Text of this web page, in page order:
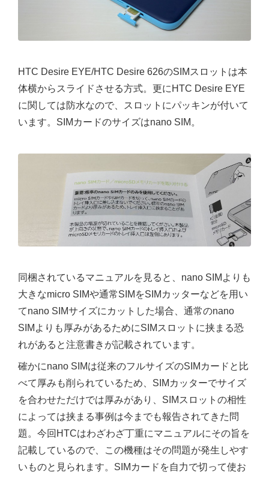
HTC Desire EYE/HTC Desire 626のSIMスロットは本
体横からスライドさせる方式。更にHTC Desire EYE
に関しては防水なので、スロットにパッキンが付いて
います。SIMカードのサイズはnano SIM。
同梱されているマニュアルを見ると、nano SIMよりも
大きなmicro SIMや通常SIMをSIMカッターなどを用い
てnano SIMサイズにカットした場合、通常のnano
SIMよりも厚みがあるためにSIMスロットに挟まる恐
れがあると注意書きが記載されています。
確かにnano SIMは従来のフルサイズのSIMカードと比
べて厚みも削られているため、SIMカッターでサイズ
を合わせただけでは厚みがあり、SIMスロットの相性
によっては挟まる事例は今までも報告されてきた問
題。今回HTCはわざわざ丁重にマニュアルにその旨を
記載しているので、この機種はその問題が発生しやす
いものと見られます。SIMカードを自力で切って使お